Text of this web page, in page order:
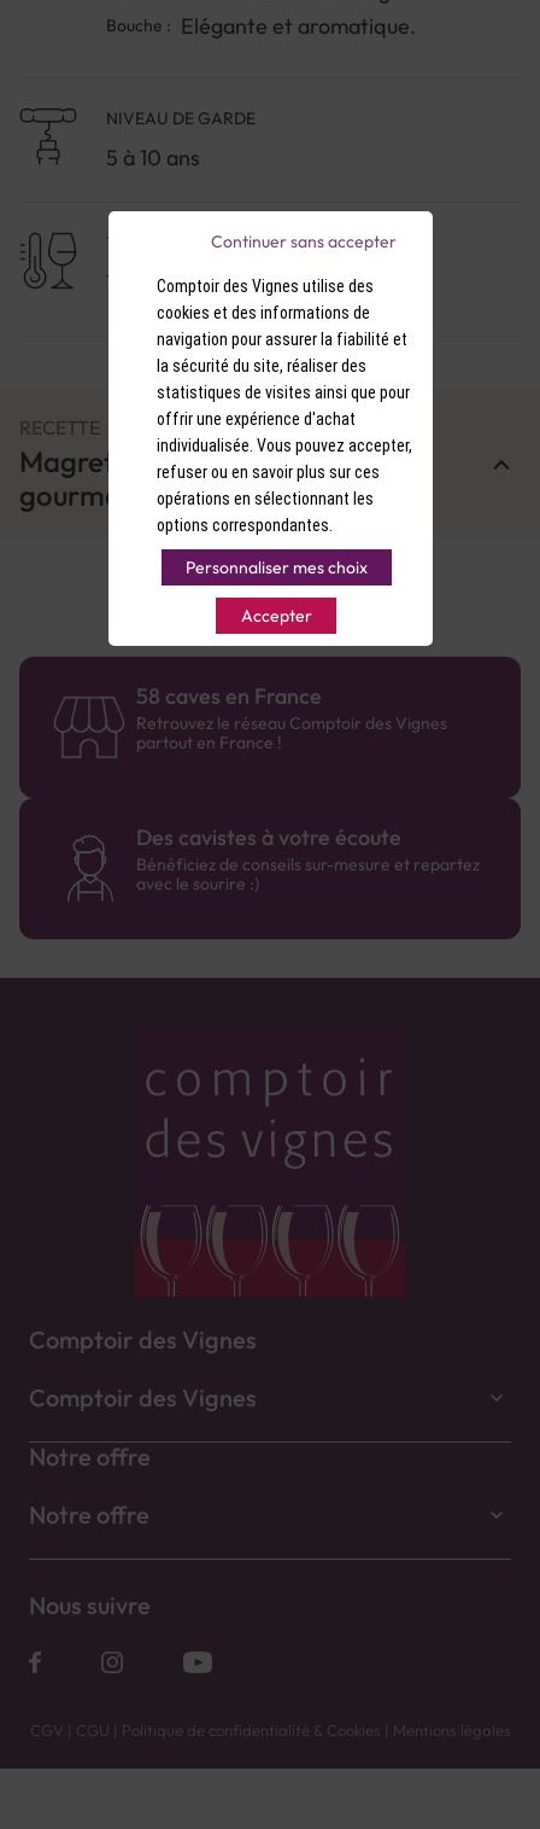
Bouche : Elégante et aromatique.
NIVEAU DE GARDE
5 à 10 ans
TEMPÉRATURE DE SERVICE
17-18°C
RECETTE
Magret de canard aux pois
gourmands
58 caves en France
Retrouvez le réseau Comptoir des Vignes
partout en France !
Des cavistes à votre écoute
Bénéficiez de conseils sur-mesure et repartez
avec le sourire :)
Comptoir des Vignes
Comptoir des Vignes
Notre offre
Notre offre
Nous suivre
CGV | CGU | Politique de confidentialité & Cookies | Mentions légales
Comptoir des Vignes utilise des
cookies et des informations de
navigation pour assurer la fiabilité et
la sécurité du site, réaliser des
statistiques de visites ainsi que pour
offrir une expérience d'achat
individualisée. Vous pouvez accepter,
refuser ou en savoir plus sur ces
opérations en sélectionnant les
options correspondantes.
Personnaliser mes choix
Accepter
Continuer sans accepter